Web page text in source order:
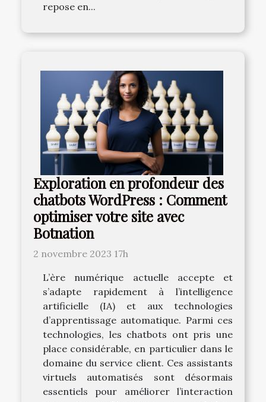
repose en...
Exploration en profondeur des
chatbots WordPress : Comment
optimiser votre site avec
Botnation
2 novembre 2023 17h
L’ère numérique actuelle accepte et
s’adapte rapidement à l’intelligence
artificielle (IA) et aux technologies
d’apprentissage automatique. Parmi ces
technologies, les chatbots ont pris une
place considérable, en particulier dans le
domaine du service client. Ces assistants
virtuels automatisés sont désormais
essentiels pour améliorer l’interaction